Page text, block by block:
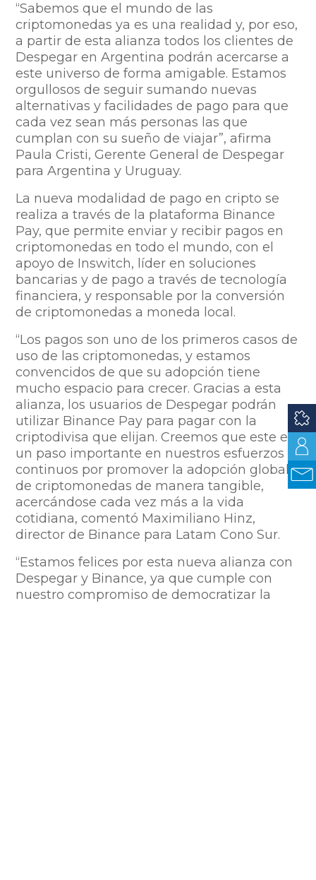
“Sabemos que el mundo de las
criptomonedas ya es una realidad y, por eso,
a partir de esta alianza todos los clientes de
Despegar en Argentina podrán acercarse a
este universo de forma amigable. Estamos
orgullosos de seguir sumando nuevas
alternativas y facilidades de pago para que
cada vez sean más personas las que
cumplan con su sueño de viajar”, afirma
Paula Cristi, Gerente General de Despegar
para Argentina y Uruguay.
La nueva modalidad de pago en cripto se
realiza a través de la plataforma Binance
Pay, que permite enviar y recibir pagos en
criptomonedas en todo el mundo, con el
apoyo de Inswitch, líder en soluciones
bancarias y de pago a través de tecnología
financiera, y responsable por la conversión
de criptomonedas a moneda local.
“Los pagos son uno de los primeros casos de
uso de las criptomonedas, y estamos
convencidos de que su adopción tiene
mucho espacio para crecer. Gracias a esta
alianza, los usuarios de Despegar podrán
utilizar Binance Pay para pagar con la
criptodivisa que elijan. Creemos que este es
un paso importante en nuestros esfuerzos
continuos por promover la adopción global
de criptomonedas de manera tangible,
acercándose cada vez más a la vida
cotidiana, comentó Maximiliano Hinz,
director de Binance para Latam Cono Sur.
“Estamos felices por esta nueva alianza con
Despegar y Binance, ya que cumple con
nuestro compromiso de democratizar la